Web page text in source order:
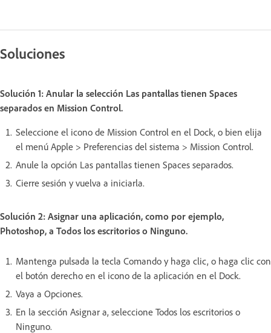
Soluciones
Solución 1: Anular la selección Las pantallas tienen Spaces
separados en Mission Control.
Seleccione el icono de Mission Control en el Dock, o bien elija
el menú Apple > Preferencias del sistema > Mission Control.
Anule la opción Las pantallas tienen Spaces separados.
Cierre sesión y vuelva a iniciarla.
Solución 2: Asignar una aplicación, como por ejemplo,
Photoshop, a Todos los escritorios o Ninguno.
Mantenga pulsada la tecla Comando y haga clic, o haga clic con
el botón derecho en el icono de la aplicación en el Dock.
Vaya a Opciones.
En la sección Asignar a, seleccione Todos los escritorios o
Ninguno.